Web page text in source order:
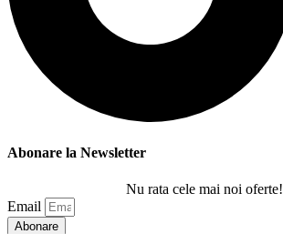
Abonare la Newsletter
Nu rata cele mai noi oferte!
Email
Abonare